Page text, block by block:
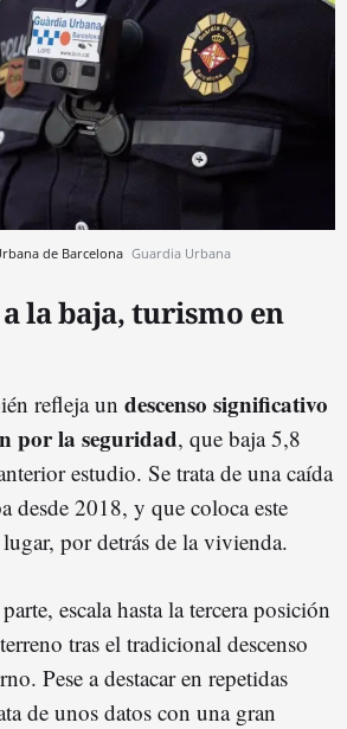
de Barcelona Guardia Urbana
la baja, turismo en
refleja un descenso significativo
por la seguridad, que baja 5,8
estudio. Se trata de una caída
desde 2018, y que coloca este
por detrás de la vivienda.
escala hasta la tercera posición
tras el tradicional descenso
Pese a destacar en repetidas
de unos datos con una gran